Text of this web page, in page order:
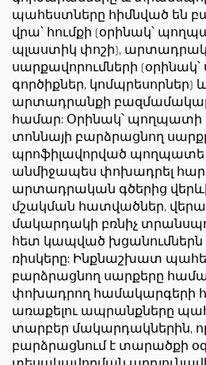
պահեստները հիմնված են
վրա՝ հումքի (օրինակ՝
պլաստիկ փոշի),
սարքավորումների
գործիքներ, կոմպրեսորներ)
արտադրանքի
համար: Օրինակ՝ պողպատի
տոննայի բարձրացնող
պրոֆիլավորված պողպատե
անմիջապես փոխադրել
արտադրական գծերից
մշակման հատվածներ,
մակարդակի բռնիչ
հետ կապված խցանումներն
ռիսկերը: Ինքնաշխատ
բարձրացնող սարքերը
փոխադրող համակարգերի
առաքելու ապրանքները
տարբեր մակարդակներին,
բարձրացնում է տարածքի